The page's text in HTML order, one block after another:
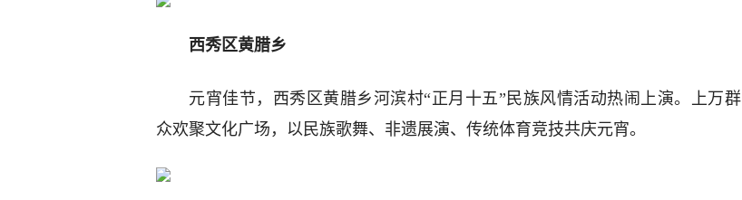
西秀区黄腊乡
元宵佳节，西秀区黄腊乡河滨村“正月十五”民族风情活动热闹上演。上万群
众欢聚文化广场，以民族歌舞、非遗展演、传统体育竞技共庆元宵。